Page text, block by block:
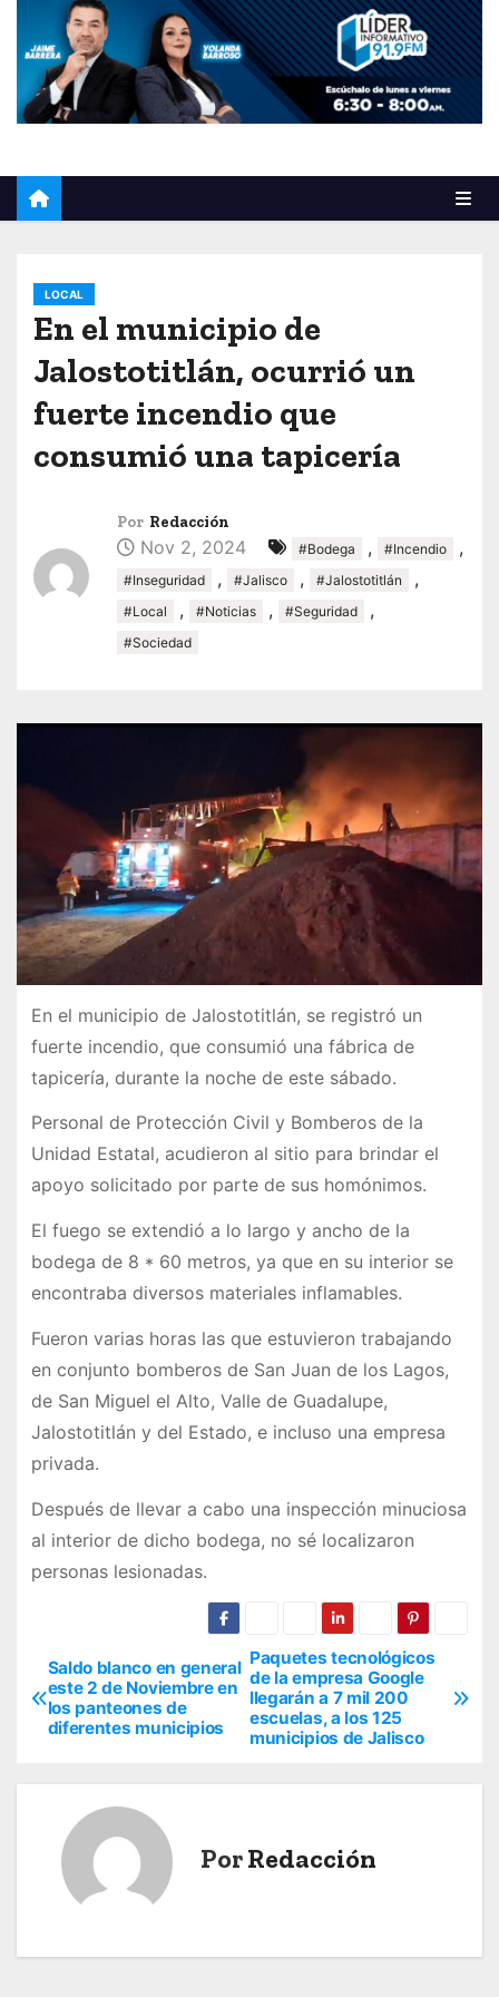
LOCAL
En el municipio de
Jalostotitlán, ocurrió un
fuerte incendio que
consumió una tapicería
Por Redacción
Nov 2, 2024 #Bodega , #Incendio ,
#Inseguridad , #Jalisco , #Jalostotitlán ,
#Local , #Noticias , #Seguridad ,
#Sociedad
En el municipio de Jalostotitlán, se registró un
fuerte incendio, que consumió una fábrica de
tapicería, durante la noche de este sábado.
Personal de Protección Civil y Bomberos de la
Unidad Estatal, acudieron al sitio para brindar el
apoyo solicitado por parte de sus homónimos.
El fuego se extendió a lo largo y ancho de la
bodega de 8 * 60 metros, ya que en su interior se
encontraba diversos materiales inflamables.
Fueron varias horas las que estuvieron trabajando
en conjunto bomberos de San Juan de los Lagos,
de San Miguel el Alto, Valle de Guadalupe,
Jalostotitlán y del Estado, e incluso una empresa
privada.
Después de llevar a cabo una inspección minuciosa
al interior de dicho bodega, no sé localizaron
personas lesionadas.
N
a
Paquetes tecnológicos
de la empresa Google
llegarán a 7 mil 200
escuelas, a los 125
municipios de Jalisco
Saldo blanco en general
este 2 de Noviembre en
los panteones de
diferentes municipios
PorRedacción